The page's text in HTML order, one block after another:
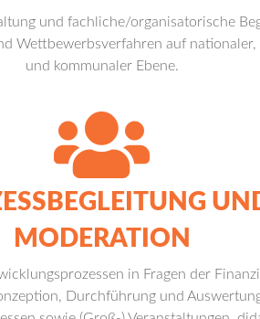
und fachliche/organisatorische
Wettbewerbsverfahren auf nationaler,
und kommunaler Ebene.
MODERATION
in Fragen der
Durchführung und